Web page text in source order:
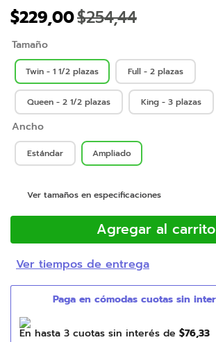
$229,00$254,44
Tamaño
Twin - 1 1/2 plazas Full - 2 plazas
Queen - 2 1/2 plazas King - 3 plazas
Ancho
Estándar Ampliado
Ver tamaños en especificaciones
Agregar al carrito
Ver tiempos de entrega
En hasta 3 cuotas sin interés de $76,33
10. duvet